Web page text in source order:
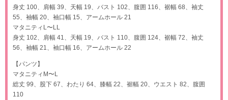
身丈 100、肩幅 39、天幅 19、バスト 102、腹囲 116、裾幅 68、袖丈
55、袖幅 20、袖口幅 15、アームホール 21
マタニティL〜LL
身丈 102、肩幅 41、天幅 19、バスト 110、腹囲 124、裾幅 72、袖丈
56、袖幅 21、袖口幅 16、アームホール 22
【パンツ】
マタニティM〜L
総丈 99、股下 67、わたり 64、膝幅 22、裾幅 20、ウエスト 82、腹囲
110